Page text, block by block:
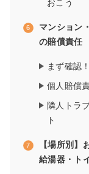
おこう
マンション
の賠償責任
まず確認
個人賠償
隣人トラ
ト
【場所別】
給湯器・ト